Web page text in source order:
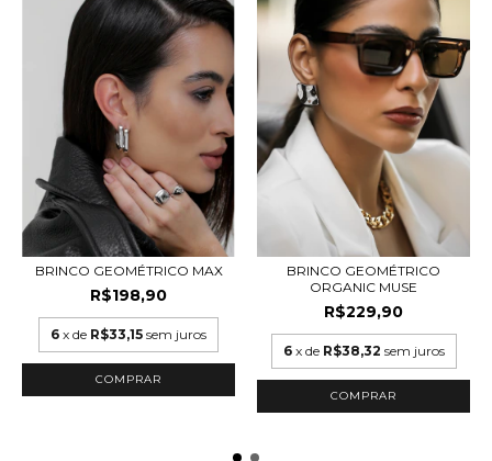
BRINCO GEOMÉTRICO MAX
R$198,90
6 x de R$33,15 sem juros
COMPRAR
BRINCO GEOMÉTRICO
ORGANIC MUSE
R$229,90
6 x de R$38,32 sem juros
COMPRAR